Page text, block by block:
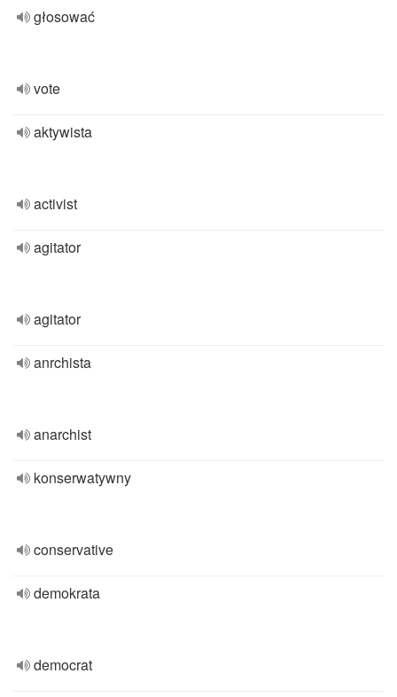
głosować
vote
aktywista
activist
agitator
agitator
anrchista
anarchist
konserwatywny
conservative
demokrata
democrat